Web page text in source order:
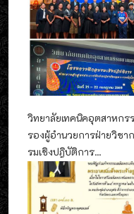
วิทยาลัยเทคนิคอุตสาหก
รองผู้อำนวยการฝ่ายวิชา
รมเชิงปฎิบัติการ...